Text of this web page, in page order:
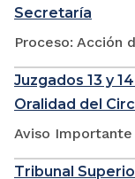
Secretaría
Proceso: Acción
Juzgados 13 y
Oralidad del
Aviso Importante
Tribunal